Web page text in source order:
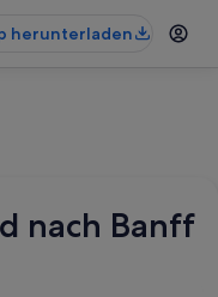
herunterladen
nach Banff